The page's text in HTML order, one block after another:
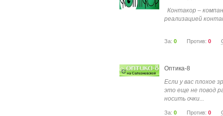
Контакор –
реализацией
За: 0 Против: 0
Оптика-8
Если у вас плохое
это еще не повод
носить очки...
За: 0 Против: 0